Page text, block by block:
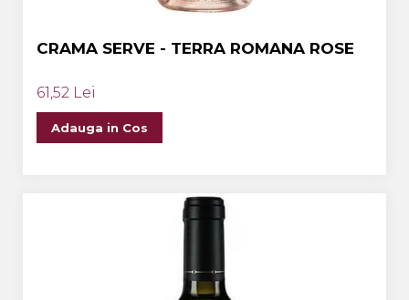
CRAMA SERVE - TERRA ROMANA ROSE
61,52 Lei
Adauga in Cos